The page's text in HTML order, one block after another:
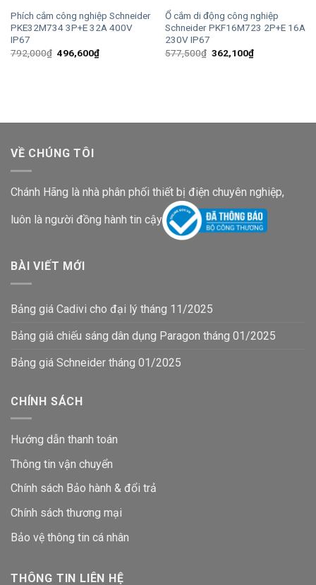
Phích cắm công nghiệp Schneider
PKE32M734 3P+E 32A 400V
IP67
792,000₫ Giá
496,600₫Giá
hiện
Ổ cắm di động công nghiệp
Schneider PKF16M723 2P+E 16A
230V IP67
577,500₫ Giá
362,100₫Giá
hiện
VỀ CHÚNG TÔI
Chánh Hãng là nhà phân phối thiết bị điện chuyên nghiệp,
luôn là người đồng hành tin cậy
BÀI VIẾT MỚI
Bảng giá Cadivi cho đại lý tháng 11/2025
Bảng giá chiếu sáng dân dụng Paragon tháng 01/2025
Bảng giá Schneider tháng 01/2025
CHÍNH SÁCH
Hướng dẫn thanh toán
Thông tin vận chuyển
Chính sách Bảo hành & đổi trả
Chính sách thương mại
Bảo vệ thông tin cá nhân
THÔNG TIN LIÊN HỆ